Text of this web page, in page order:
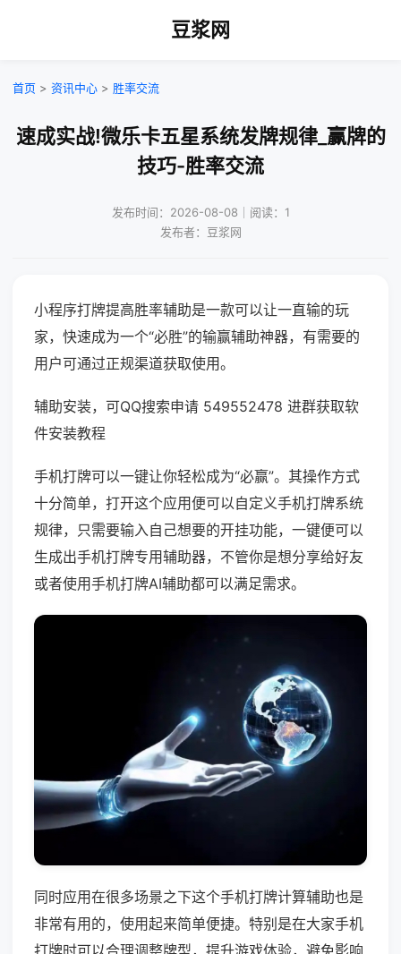
豆浆网
首页 > 资讯中心 > 胜率交流
速成实战!微乐卡五星系统发牌规律_赢牌的
技巧-胜率交流
发布时间：2026-08-08｜阅读：1
发布者：豆浆网
小程序打牌提高胜率辅助是一款可以让一直输的玩
家，快速成为一个“必胜”的输赢辅助神器，有需要的
用户可通过正规渠道获取使用。
辅助安装，可QQ搜索申请 549552478 进群获取软
件安装教程
手机打牌可以一键让你轻松成为“必赢”。其操作方式
十分简单，打开这个应用便可以自定义手机打牌系统
规律，只需要输入自己想要的开挂功能，一键便可以
生成出手机打牌专用辅助器，不管你是想分享给好友
或者使用手机打牌AI辅助都可以满足需求。
同时应用在很多场景之下这个手机打牌计算辅助也是
非常有用的，使用起来简单便捷。特别是在大家手机